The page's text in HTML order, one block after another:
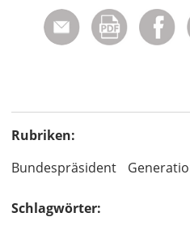
Rubriken:
Bundespräsident
Schlagwörter: